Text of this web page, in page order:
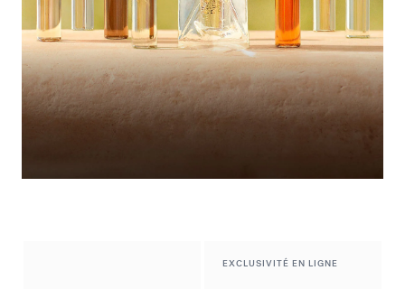
EXCLUSIVITÉ EN LIGNE